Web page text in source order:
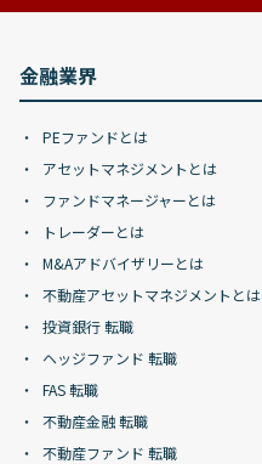
金融業界
PEファンドとは
アセットマネジメントとは
ファンドマネージャーとは
トレーダーとは
M&Aアドバイザリーとは
不動産アセットマネジメントとは
投資銀行 転職
ヘッジファンド 転職
FAS 転職
不動産金融 転職
不動産ファンド 転職